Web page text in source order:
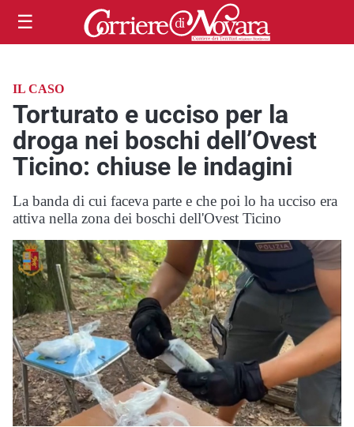
☰
IL CASO
Torturato e ucciso per la
droga nei boschi dell’Ovest
Ticino: chiuse le indagini
La banda di cui faceva parte e che poi lo ha ucciso era
attiva nella zona dei boschi dell'Ovest Ticino